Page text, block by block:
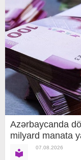
Azərbaycanda
milyard manata
07.08.2026